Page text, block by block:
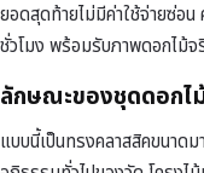
ยอดสุดท้ายไม่มีค่าใช้จ่ายซ่อ
ชั่วโมง พร้อมรับภาพดอกไม้
ลักษณะของชุดดอกไ
แบบนี้เป็นทรงคลาสสิคขนาด